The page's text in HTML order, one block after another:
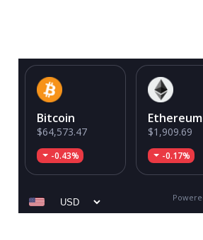
Bitcoin
$64,573.47
-0.43%
Ethereum
$1,909.69
-0.17%